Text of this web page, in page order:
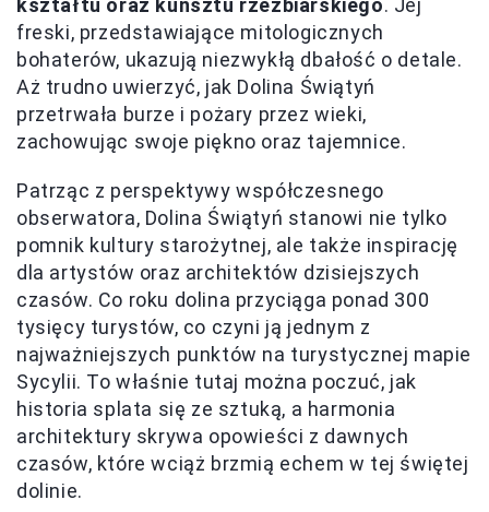
kształtu oraz kunsztu rzeźbiarskiego. Jej
freski, przedstawiające mitologicznych
bohaterów, ukazują niezwykłą dbałość o detale.
Aż trudno uwierzyć, jak Dolina Świątyń
przetrwała burze i pożary przez wieki,
zachowując swoje piękno oraz tajemnice.
Patrząc z perspektywy współczesnego
obserwatora, Dolina Świątyń stanowi nie tylko
pomnik kultury starożytnej, ale także inspirację
dla artystów oraz architektów dzisiejszych
czasów. Co roku dolina przyciąga ponad 300
tysięcy turystów, co czyni ją jednym z
najważniejszych punktów na turystycznej mapie
Sycylii. To właśnie tutaj można poczuć, jak
historia splata się ze sztuką, a harmonia
architektury skrywa opowieści z dawnych
czasów, które wciąż brzmią echem w tej świętej
dolinie.